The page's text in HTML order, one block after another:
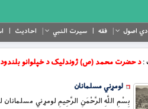
اصول فقه سیرت النبي احادیث
:د حضرت محمد (ص) ژوندلیک د خپلوانو بلندود
لومړني مسلمانان
بِسْمِ اللَّهِ الرَّحْمَنِ الرَّحِيمِ لومړني